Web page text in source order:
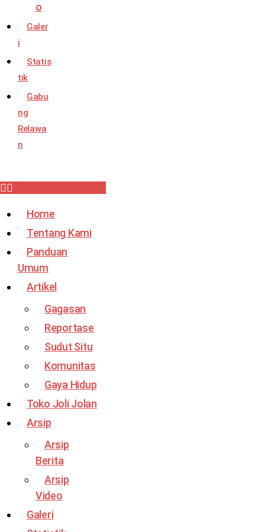
o
Galer
i
Statis
tik
Gabu
ng
Relawa
n
Home
Tentang Kami
Panduan
Umum
Artikel
Gagasan
Reportase
Sudut Situ
Komunitas
Gaya Hidup
Toko Joli Jolan
Arsip
Arsip
Berita
Arsip
Video
Galeri